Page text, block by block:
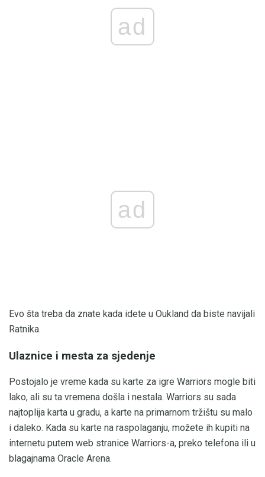
ad
ad
Evo šta treba da znate kada idete u Oukland da biste navijali
Ratnika.
Ulaznice i mesta za sjedenje
Postojalo je vreme kada su karte za igre Warriors mogle biti
lako, ali su ta vremena došla i nestala. Warriors su sada
najtoplija karta u gradu, a karte na primarnom tržištu su malo
i daleko. Kada su karte na raspolaganju, možete ih kupiti na
internetu putem web stranice Warriors-a, preko telefona ili u
blagajnama Oracle Arena.